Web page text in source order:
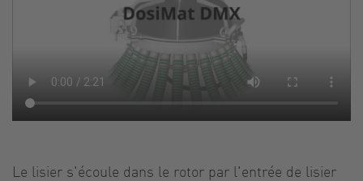
Le lisier s'écoule dans le rotor par l'entrée de lisier